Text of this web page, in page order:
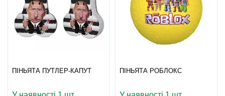
ПІНЬЯТА ПУТЛЕР-КАПУТ ПІНЬЯТА РОБЛОКС